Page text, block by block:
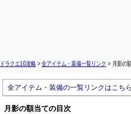
ドラクエ10攻略 > 全アイテム・装備一覧リンク > 月影の
全アイテム・装備の一覧リンクはこちら
月影の額当ての目次